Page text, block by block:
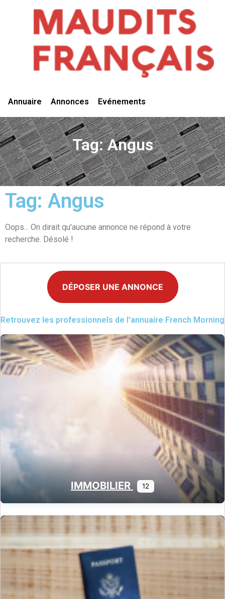
Annuaire Annonces Evénements
Tag: Angus
Tag: Angus
Oops... On dirait qu'aucune annonce ne répond à votre
recherche. Désolé !
DÉPOSER UNE ANNONCE
Retrouvez les professionnels de l'annuaire French Morning
IMMOBILIER 12